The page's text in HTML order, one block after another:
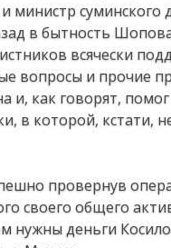
министр
в бытность
всячески
вопросы и прочие
как говорят,
в которой, кстати,
провернув
своего общего
нужны деньги